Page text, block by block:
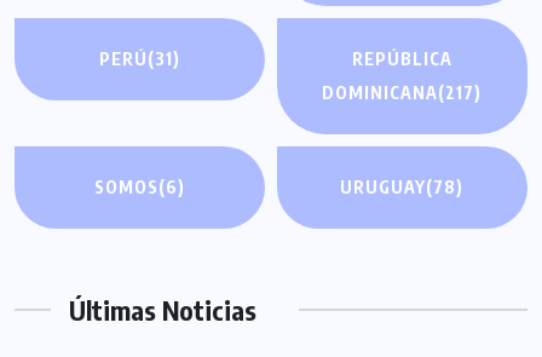
PERÚ(31)
REPÚBLICA
DOMINICANA(217)
SOMOS(6) URUGUAY(78)
Últimas Noticias